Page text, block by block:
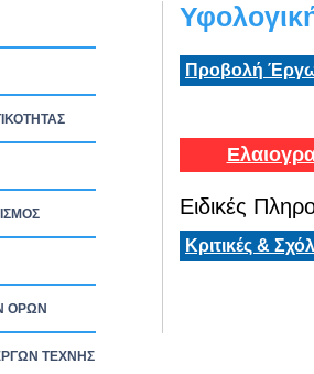
ΟΡΩΝ
ΤΕΧΝΗΣ
Προβολή
Ειδικές
Κριτικές &